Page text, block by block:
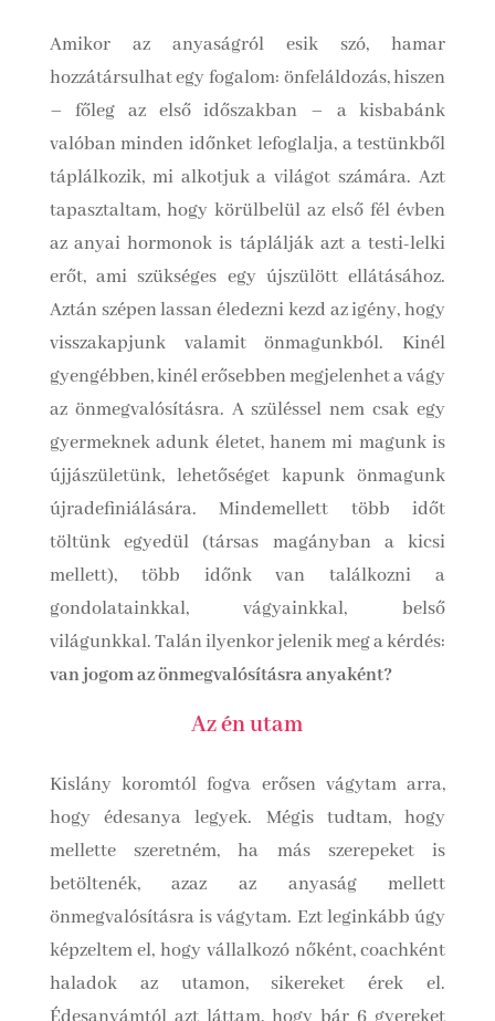
Amikor az anyaságról esik szó, hamar
hozzátársulhat egy fogalom: önfeláldozás, hiszen
– főleg az első időszakban – a kisbabánk
valóban minden időnket lefoglalja, a testünkből
táplálkozik, mi alkotjuk a világot számára. Azt
tapasztaltam, hogy körülbelül az első fél évben
az anyai hormonok is táplálják azt a testi-lelki
erőt, ami szükséges egy újszülött ellátásához.
Aztán szépen lassan éledezni kezd az igény, hogy
visszakapjunk valamit önmagunkból. Kinél
gyengébben, kinél erősebben megjelenhet a vágy
az önmegvalósításra. A szüléssel nem csak egy
gyermeknek adunk életet, hanem mi magunk is
újjászületünk, lehetőséget kapunk önmagunk
újradefiniálására. Mindemellett több időt
töltünk egyedül (társas magányban a kicsi
mellett), több időnk van találkozni a
gondolatainkkal, vágyainkkal, belső
világunkkal. Talán ilyenkor jelenik meg a kérdés:
van jogom az önmegvalósításra anyaként?
Az én utam
Kislány koromtól fogva erősen vágytam arra,
hogy édesanya legyek. Mégis tudtam, hogy
mellette szeretném, ha más szerepeket is
betöltenék, azaz az anyaság mellett
önmegvalósításra is vágytam. Ezt leginkább úgy
képzeltem el, hogy vállalkozó nőként, coachként
haladok az utamon, sikereket érek el.